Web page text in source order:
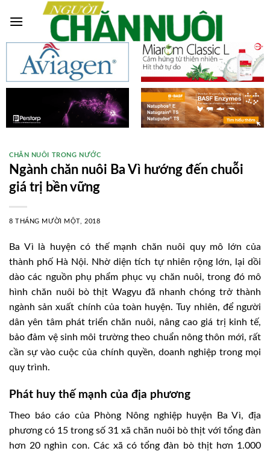
CHĂN NUÔI TRONG NƯỚC
Ngành chăn nuôi Ba Vì hướng đến chuỗi
giá trị bền vững
8 THÁNG MƯỜI MỘT, 2018
Ba Vì là huyện có thế mạnh chăn nuôi quy mô lớn của
thành phố Hà Nội. Nhờ diện tích tự nhiên rộng lớn, lại dồi
dào các nguồn phụ phẩm phục vụ chăn nuôi, trong đó mô
hình chăn nuôi bò thịt Wagyu đã nhanh chóng trở thành
ngành sản xuất chính của toàn huyện. Tuy nhiên, để người
dân yên tâm phát triển chăn nuôi, nâng cao giá trị kinh tế,
bảo đảm vệ sinh môi trường theo chuẩn nông thôn mới, rất
cần sự vào cuộc của chính quyền, doanh nghiệp trong mọi
quy trình.
Phát huy thế mạnh của địa phương
Theo báo cáo của Phòng Nông nghiệp huyện Ba Vì, địa
phương có 15 trong số 31 xã chăn nuôi bò thịt với tổng đàn
hơn 20 nghìn con. Các xã có tổng đàn bò thịt hơn 1.000